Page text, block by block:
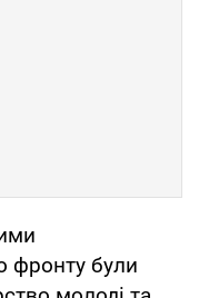
фронту були